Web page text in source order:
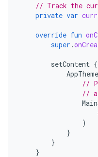
// Track the
private var
override fun
super .
setContent {
AppTheme
//
//
)
}
}
}